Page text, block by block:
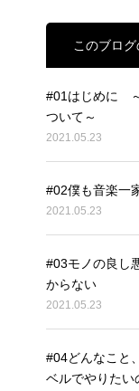
このブロ
#01はじめに
ついて～
2021.05.23
#02僕も音楽一
2021.05.23
#03モノの良し
からない
2021.05.23
#04どんなこと
ベルでやりたい